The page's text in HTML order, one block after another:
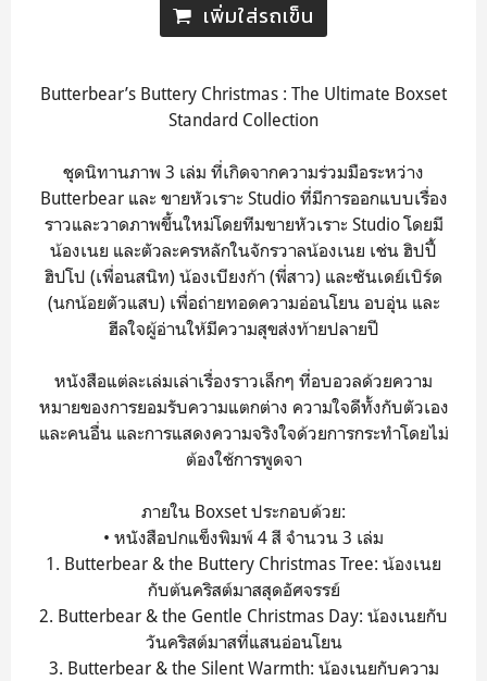
เพิ่มใส่รถเข็น
Butterbear’s Buttery Christmas : The Ultimate Boxset
Standard Collection
ชุดนิทานภาพ 3 เล่ม ที่เกิดจากความร่วมมือระหว่าง
Butterbear และ ขายหัวเราะ Studio ที่มีการออกแบบเรื่อง
ราวและวาดภาพขึ้นใหม่โดยทีมขายหัวเราะ Studio โดยมี
น้องเนย และตัวละครหลักในจักรวาลน้องเนย เช่น ฮิปปี้
ฮิปโป (เพื่อนสนิท) น้องเบียงก้า (พี่สาว) และซันเดย์เบิร์ด
(นกน้อยตัวแสบ) เพื่อถ่ายทอดความอ่อนโยน อบอุ่น และ
ฮีลใจผู้อ่านให้มีความสุขส่งท้ายปลายปี
หนังสือแต่ละเล่มเล่าเรื่องราวเล็กๆ ที่อบอวลด้วยความ
หมายของการยอมรับความแตกต่าง ความใจดีทั้งกับตัวเอง
และคนอื่น และการแสดงความจริงใจด้วยการกระทำโดยไม่
ต้องใช้การพูดจา
ภายใน Boxset ประกอบด้วย:
• หนังสือปกแข็งพิมพ์ 4 สี จำนวน 3 เล่ม
1. Butterbear & the Buttery Christmas Tree: น้องเนย
กับต้นคริสต์มาสสุดอัศจรรย์
2. Butterbear & the Gentle Christmas Day: น้องเนยกับ
วันคริสต์มาสที่แสนอ่อนโยน
3. Butterbear & the Silent Warmth: น้องเนยกับความ